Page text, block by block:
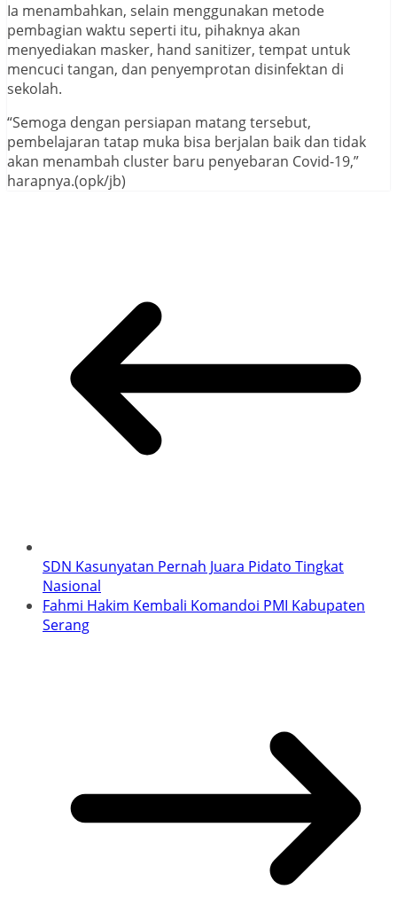
Ia menambahkan, selain menggunakan metode
pembagian waktu seperti itu, pihaknya akan
menyediakan masker, hand sanitizer, tempat untuk
mencuci tangan, dan penyemprotan disinfektan di
sekolah.
“Semoga dengan persiapan matang tersebut,
pembelajaran tatap muka bisa berjalan baik dan tidak
akan menambah cluster baru penyebaran Covid-19,”
harapnya.(opk/jb)
SDN Kasunyatan Pernah Juara Pidato Tingkat
Nasional
Fahmi Hakim Kembali Komandoi PMI Kabupaten
Serang